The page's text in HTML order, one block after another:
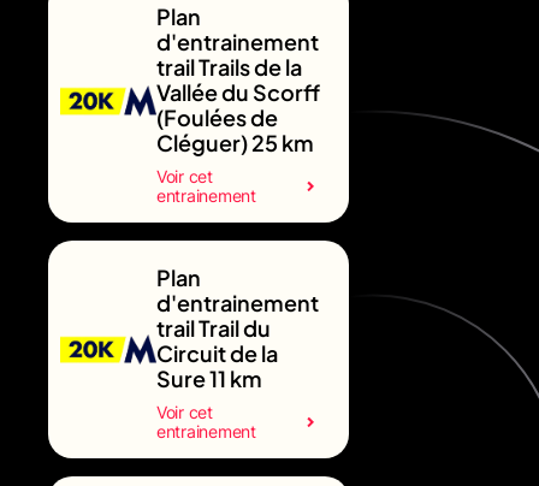
Plan
d'entrainement
trail Trails de la
Vallée du Scorff
(Foulées de
Cléguer) 25 km
Voir cet
entrainement
Plan
d'entrainement
trail Trail du
Circuit de la
Sure 11 km
Voir cet
entrainement